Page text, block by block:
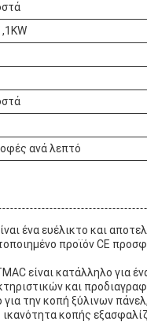
ανά λεπτό
ένα ευέλικτο και
προϊόν CE
είναι κατάλληλο για
και
για την κοπή ξύλινων
κοπής